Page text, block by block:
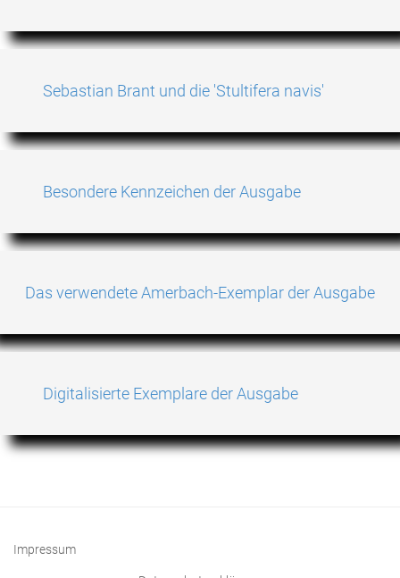
Sebastian Brant und die 'Stultifera navis'
Besondere Kennzeichen der Ausgabe
Das verwendete Amerbach-Exemplar der Ausgabe
Digitalisierte Exemplare der Ausgabe
Impressum